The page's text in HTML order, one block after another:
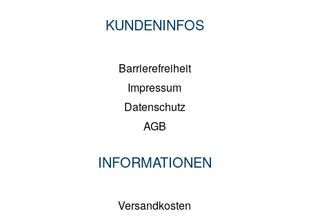
KUNDENINFOS
Barrierefreiheit
Impressum
Datenschutz
AGB
INFORMATIONEN
Versandkosten